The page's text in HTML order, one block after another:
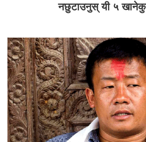
नछुटाउनुस् यी ५